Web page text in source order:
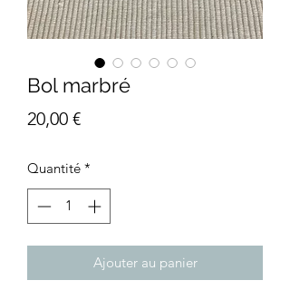
Bol marbré
20,00 €Prix
Quantité *
Ajouter au panier